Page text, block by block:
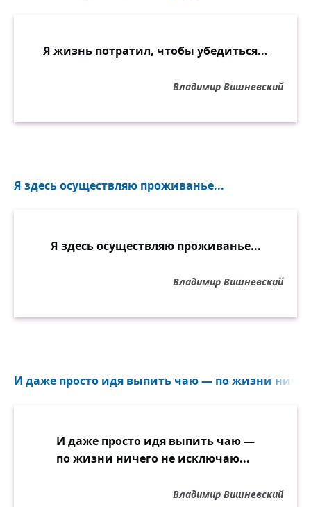
Я жизнь потратил, чтобы убедиться...
Владимир Вишневский
Я здесь осуществляю проживанье...
Я здесь осуществляю проживанье...
Владимир Вишневский
И даже просто идя выпить чаю — по жизни
И даже просто идя выпить чаю —
по жизни ничего не исключаю...
Владимир Вишневский